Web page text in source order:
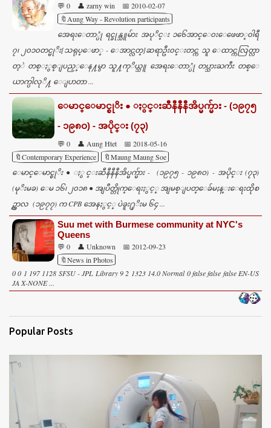
💬 0 👤 zarny win
📅 2010-02-07
🔖Aung Way - Revolution participants
အေရးေတာ္ပုံ ရင္ခုန္သူမ်ား အပုိင္း ၁၆ေအာင္ေ၀းေဖေဖာ္၀ါရီ
၇၊ ၂၀၁၀တင္မုိး[သရုပ္ေဖာ္ - ေအာင္လတ္]ဆရာဦး၀င္းတင္က သူ ေထာင္ကလြတ္လာ
တ့ဲ တစ္ႏွစ္ျပည့္ေန႔မွာ သူ႔ကုိယ္သူ အေရးေတာ္ပုံ တပ္သားႀကီး တစ္ေ
ယာက္ပါလုိ႔ ေျပာတာ ...
ေမာင္ေမာင္စုိး ● ႏွင္းဆီနီနီနီအိပ္မက္မ်ား - (၁၉၇၅
- ၁၉၈ဝ) - အပိုင္း (၇၃)
💬 0 👤 Aung Htet
📅 2018-05-16
🔖Contemporary Experience
🔖Maung Maung Soe
ေမာင္ေမာင္စုိး ● ႏွင္းဆီနီနီနီအိပ္မက္မ်ား - (၁၉၇၅ - ၁၉၈ဝ) - အပိုင္း (၇၃)
(မုိးမခ) ေမ ၁၆၊ ၂၀၁၈ ● အျပဳတ္တိုက္ေရးႏွင့္ အျမစ္ျပတ္ေခ်မႈန္းေရးထိုစ
ဥ္ကာလ (၁၉၇၇) က CPB အေနႏွင့္ ပဲခူး႐ုိးမ ၆၄ ...
Suu met with Burmese community at NYC's
Queens
💬 0 👤 Unknown
📅 2012-09-23
🔖News in Photos
0 0 1 197 1128 SFSU - JPL Library 9 2 1323 14.0 Normal 0 false false false EN-US
JA X-NONE ...
Popular Posts